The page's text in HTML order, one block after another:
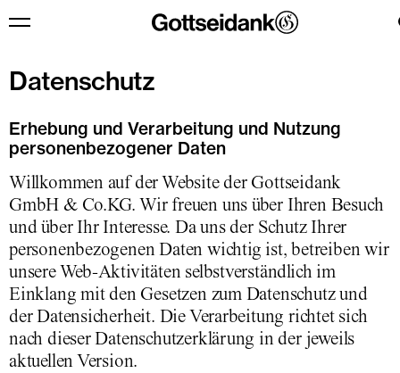
Datenschutz
Erhebung und Verarbeitung und Nutzung
personenbezogener Daten
Willkommen auf der Website der Gottseidank
GmbH & Co.KG. Wir freuen uns über Ihren Besuch
und über Ihr Interesse. Da uns der Schutz Ihrer
personenbezogenen Daten wichtig ist, betreiben wir
unsere Web-Aktivitäten selbstverständlich im
Einklang mit den Gesetzen zum Datenschutz und
der Datensicherheit. Die Verarbeitung richtet sich
nach dieser Datenschutzerklärung in der jeweils
aktuellen Version.